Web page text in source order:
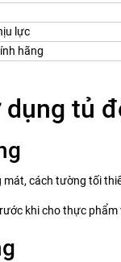
lực
hãng
tủ
cách tường tối
khi cho thực phẩm